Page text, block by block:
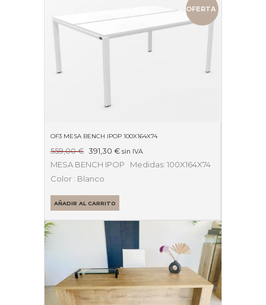
OFERTA
OF3 MESA BENCH IPOP 100X164X74
559,00€ El
precio
era:
559,00 €.
391,30 €El
precio
sin IVA
MESA BENCH IPOP Medidas: 100X164X74
Color : Blanco
AÑADIR AL CARRITO